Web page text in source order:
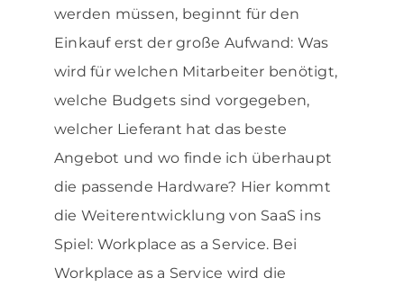
werden müssen, beginnt für den
Einkauf erst der große Aufwand: Was
wird für welchen Mitarbeiter benötigt,
welche Budgets sind vorgegeben,
welcher Lieferant hat das beste
Angebot und wo finde ich überhaupt
die passende Hardware? Hier kommt
die Weiterentwicklung von SaaS ins
Spiel: Workplace as a Service. Bei
Workplace as a Service wird die